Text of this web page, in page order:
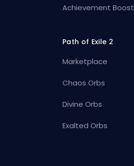
Achievement Boost
Path of Exile 2
Marketplace
Chaos Orbs
Divine Orbs
Exalted Orbs